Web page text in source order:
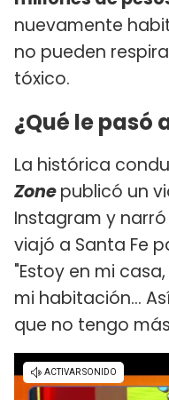
nuevamente
no pueden
tóxico.
¿Qué le pasó
La histórica
Zonepublicó un
Instagram y
viajó a Santa Fe
"Estoy en mi
mi habitación...
que no tengo